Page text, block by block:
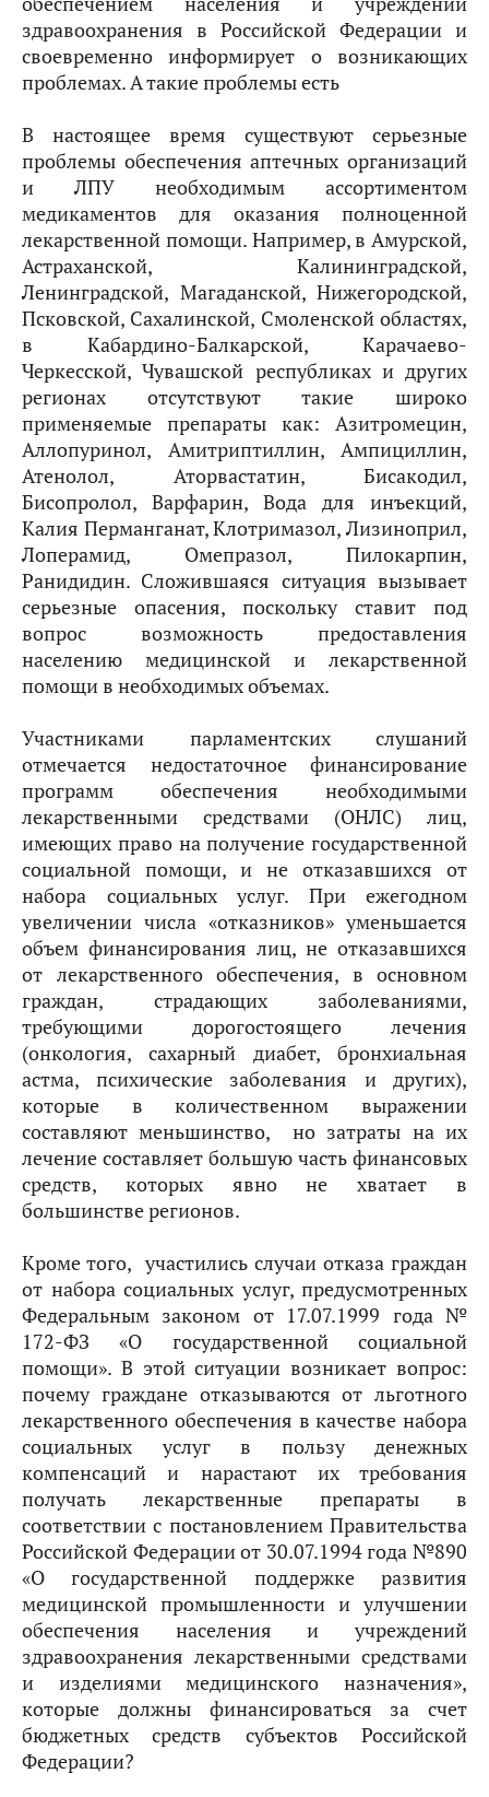
здравоохранения в Российской Федерации и
своевременно информирует о возникающих
проблемах. А такие проблемы есть
В настоящее время существуют серьезные
проблемы обеспечения аптечных организаций
и ЛПУ необходимым ассортиментом
медикаментов для оказания полноценной
лекарственной помощи. Например, в Амурской,
Астраханской, Калининградской,
Ленинградской, Магаданской, Нижегородской,
Псковской, Сахалинской, Смоленской областях,
в Кабардино-Балкарской, Карачаево-
Черкесской, Чувашской республиках и других
регионах отсутствуют такие широко
применяемые препараты как: Азитромецин,
Аллопуринол, Амитриптиллин, Ампициллин,
Атенолол, Аторвастатин, Бисакодил,
Бисопролол, Варфарин, Вода для инъекций,
Калия Перманганат, Клотримазол, Лизиноприл,
Лоперамид, Омепразол, Пилокарпин,
Ранидидин. Сложившаяся ситуация вызывает
серьезные опасения, поскольку ставит под
вопрос возможность предоставления
населению медицинской и лекарственной
помощи в необходимых объемах.
Участниками парламентских слушаний
отмечается недостаточное финансирование
программ обеспечения необходимыми
лекарственными средствами (ОНЛС) лиц,
имеющих право на получение государственной
социальной помощи, и не отказавшихся от
набора социальных услуг. При ежегодном
увеличении числа «отказников» уменьшается
объем финансирования лиц, не отказавшихся
от лекарственного обеспечения, в основном
граждан, страдающих заболеваниями,
требующими дорогостоящего лечения
(онкология, сахарный диабет, бронхиальная
астма, психические заболевания и других),
которые в количественном выражении
составляют меньшинство, но затраты на их
лечение составляет большую часть финансовых
средств, которых явно не хватает в
большинстве регионов.
Кроме того, участились случаи отказа граждан
от набора социальных услуг, предусмотренных
Федеральным законом от 17.07.1999 года №
172-ФЗ «О государственной социальной
помощи». В этой ситуации возникает вопрос:
почему граждане отказываются от льготного
лекарственного обеспечения в качестве набора
социальных услуг в пользу денежных
компенсаций и нарастают их требования
получать лекарственные препараты в
соответствии с постановлением Правительства
Российской Федерации от 30.07.1994 года №890
«О государственной поддержке развития
медицинской промышленности и улучшении
обеспечения населения и учреждений
здравоохранения лекарственными средствами
и изделиями медицинского назначения»,
которые должны финансироваться за счет
бюджетных средств субъектов Российской
Федерации?